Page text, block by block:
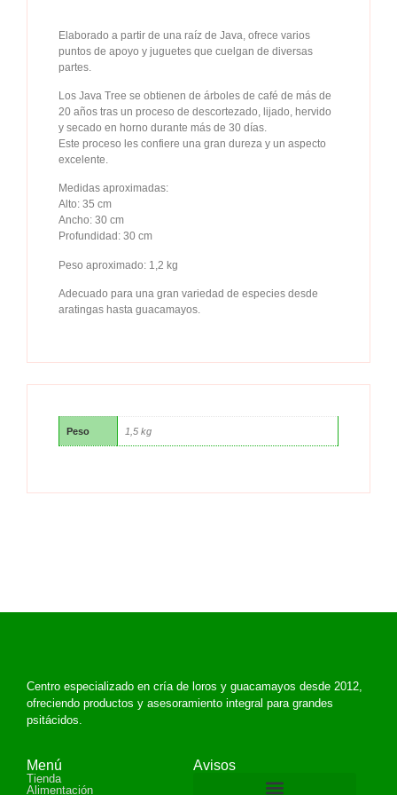
Elaborado a partir de una raíz de Java, ofrece varios
puntos de apoyo y juguetes que cuelgan de diversas
partes.
Los Java Tree se obtienen de árboles de café de más de
20 años tras un proceso de descortezado, lijado, hervido
y secado en horno durante más de 30 días.
Este proceso les confiere una gran dureza y un aspecto
excelente.
Medidas aproximadas:
Alto: 35 cm
Ancho: 30 cm
Profundidad: 30 cm
Peso aproximado: 1,2 kg
Adecuado para una gran variedad de especies desde
aratingas hasta guacamayos.
Peso 1,5 kg
Centro especializado en cría de loros y guacamayos desde 2012,
ofreciendo productos y asesoramiento integral para grandes
psitácidos.
Menú
Tienda
Alimentación
Avisos